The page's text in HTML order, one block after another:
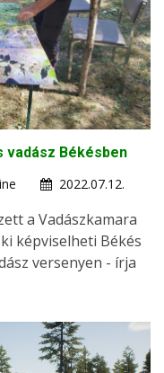
vadász Békésben
2022.07.12.
a Vadászkamara
képviselheti Békés
versenyen - írja